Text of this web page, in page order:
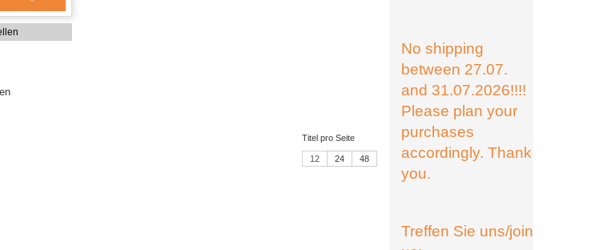
Titel pro Seite
12 24 48
No shipping
between 27.07.
and 31.07.2026!!!!
Please plan your
purchases
accordingly. Thank
you.
Treffen Sie uns/join